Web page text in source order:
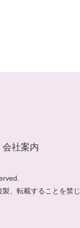
会社案内
、転載することを禁